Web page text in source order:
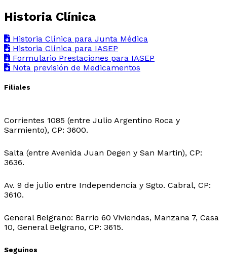
Historia Clínica
Historia Clínica para Junta Médica
Historia Clínica para IASEP
Formulario Prestaciones para IASEP
Nota previsión de Medicamentos
Filiales
Corrientes 1085 (entre Julio Argentino Roca y
Sarmiento), CP: 3600.
Salta (entre Avenida Juan Degen y San Martin), CP:
3636.
Av. 9 de julio entre Independencia y Sgto. Cabral, CP:
3610.
General Belgrano: Barrio 60 Viviendas, Manzana 7, Casa
10, General Belgrano, CP: 3615.
Seguinos